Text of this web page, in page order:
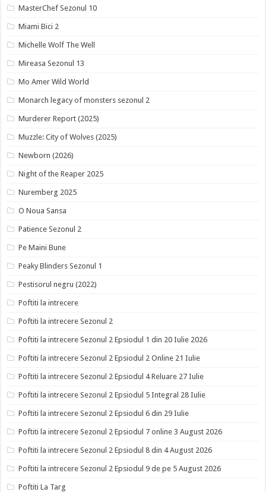
MasterChef Sezonul 10
Miami Bici 2
Michelle Wolf The Well
Mireasa Sezonul 13
Mo Amer Wild World
Monarch legacy of monsters sezonul 2
Murderer Report (2025)
Muzzle: City of Wolves (2025)
Newborn (2026)
Night of the Reaper 2025
Nuremberg 2025
O Noua Sansa
Patience Sezonul 2
Pe Maini Bune
Peaky Blinders Sezonul 1
Pestisorul negru (2022)
Poftiti la intrecere
Poftiti la intrecere Sezonul 2
Poftiti la intrecere Sezonul 2 Epsiodul 1 din 20 Iulie 2026
Poftiti la intrecere Sezonul 2 Epsiodul 2 Online 21 Iulie
Poftiti la intrecere Sezonul 2 Epsiodul 4 Reluare 27 Iulie
Poftiti la intrecere Sezonul 2 Epsiodul 5 Integral 28 Iulie
Poftiti la intrecere Sezonul 2 Epsiodul 6 din 29 Iulie
Poftiti la intrecere Sezonul 2 Epsiodul 7 online 3 August 2026
Poftiti la intrecere Sezonul 2 Epsiodul 8 din 4 August 2026
Poftiti la intrecere Sezonul 2 Epsiodul 9 de pe 5 August 2026
Poftiti La Targ